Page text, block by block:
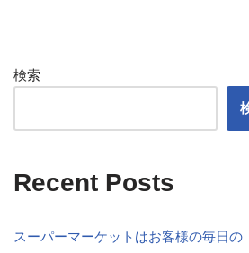
検索
Recent Posts
スーパーマーケットはお客様の毎日の